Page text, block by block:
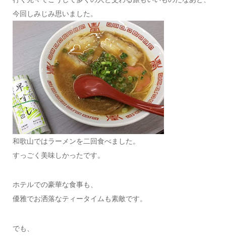
今回しみじみ思いました。
和歌山ではラーメンを二回食べました。
すっごく美味しかったです。
ホテルでの豪華な食事も、
優雅でお洒落なティータイムも素敵です。
でも、